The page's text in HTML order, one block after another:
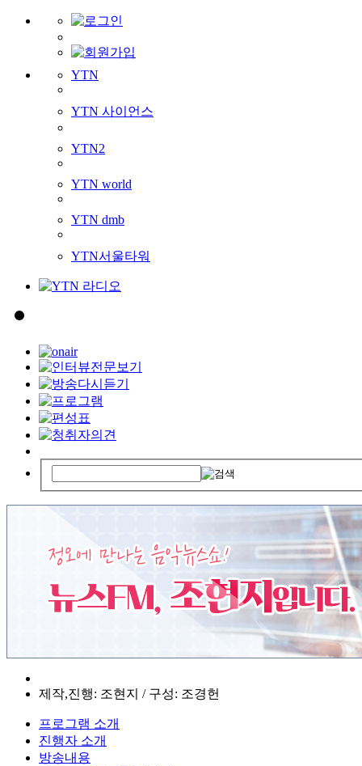
YTN
YTN 사이언스
YTN2
YTN world
YTN dmb
YTN서울타워
제작,진행: 조현지 / 구성: 조경헌
프로그램 소개
진행자 소개
방송내용